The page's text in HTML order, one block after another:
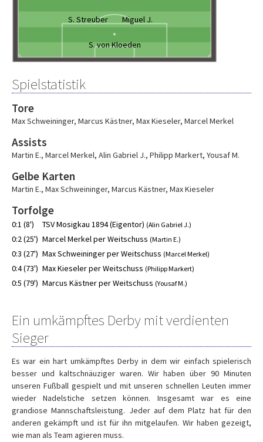
S. Streuber Miguel J.
S. von Kloeden
Spielstatistik
Tore
Max Schweininger, Marcus Kästner, Max Kieseler, Marcel Merkel
Assists
Martin E., Marcel Merkel, Alin Gabriel J., Philipp Markert, Yousaf M.
Gelbe Karten
Martin E., Max Schweininger, Marcus Kästner, Max Kieseler
Torfolge
0:1 (8') TSV Mosigkau 1894 (Eigentor) (Alin Gabriel J.)
0:2 (25') Marcel Merkel per Weitschuss (Martin E.)
0:3 (27') Max Schweininger per Weitschuss (Marcel Merkel)
0:4 (73') Max Kieseler per Weitschuss (Philipp Markert)
0:5 (79') Marcus Kästner per Weitschuss (Yousaf M.)
Ein umkämpftes Derby mit verdienten
Sieger
Es war ein hart umkämpftes Derby in dem wir einfach spielerisch
besser und kaltschnäuziger waren. Wir haben über 90 Minuten
unseren Fußball gespielt und mit unseren schnellen Leuten immer
wieder Nadelstiche setzen können. Insgesamt war es eine
grandiose Mannschaftsleistung. Jeder auf dem Platz hat für den
anderen gekämpft und ist für ihn mitgelaufen. Wir haben gezeigt,
wie man als Team agieren muss.